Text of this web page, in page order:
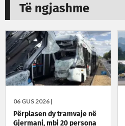
Të ngjashme
06 GUS 2026 |
Përplasen dy tramvaje në
Gjermani, mbi 20 persona